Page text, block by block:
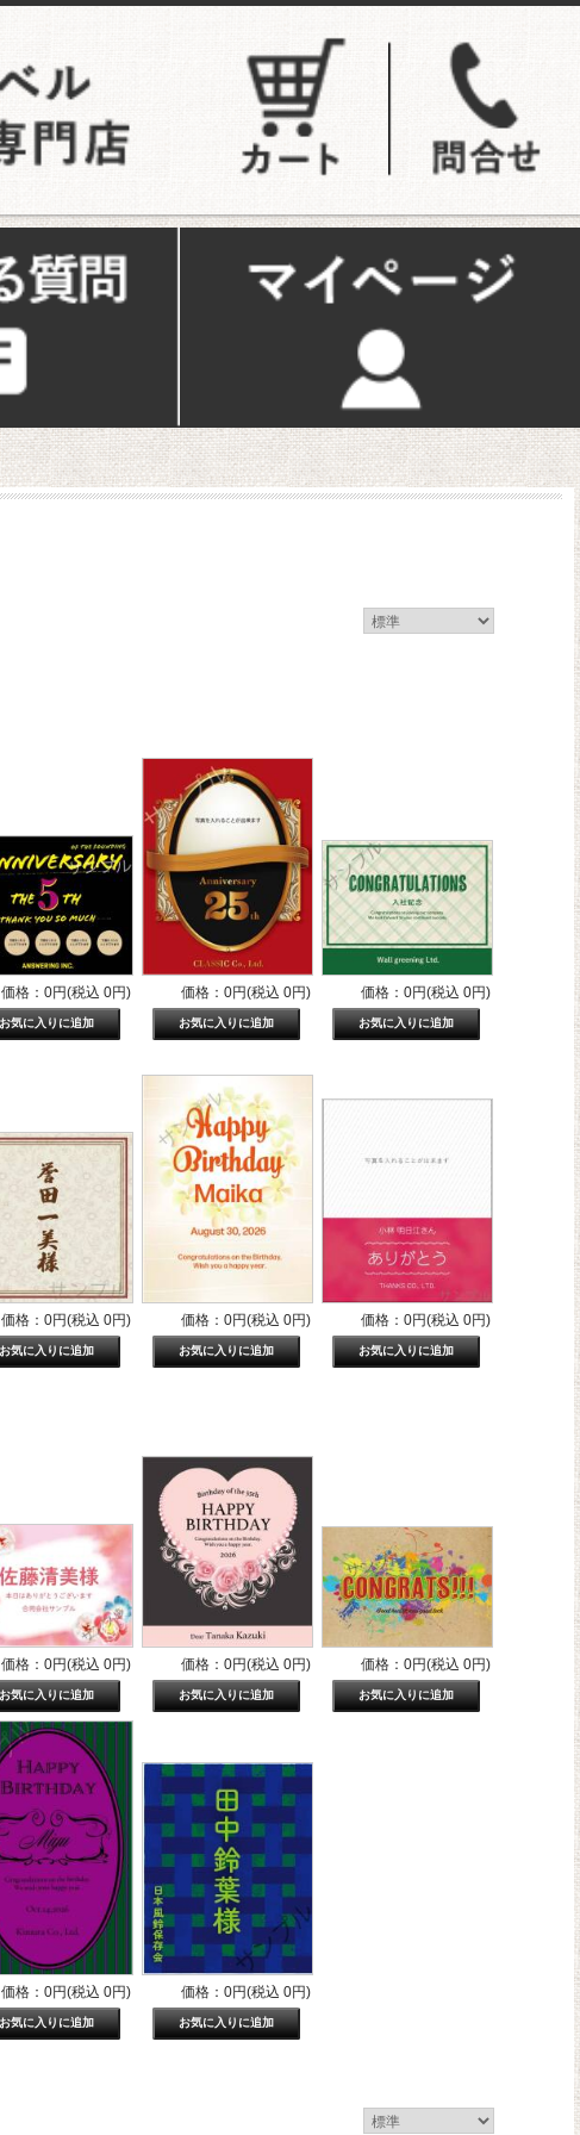
価格：0円(税込 0円) 価格：0円(税込 0円) 価格：0円(税込 0円)
価格：0円(税込 0円) 価格：0円(税込 0円) 価格：0円(税込 0円)
価格：0円(税込 0円) 価格：0円(税込 0円) 価格：0円(税込 0円)
価格：0円(税込 0円) 価格：0円(税込 0円)